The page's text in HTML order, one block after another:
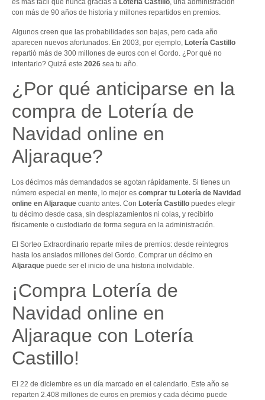
es más fácil que nunca gracias a Lotería Castillo, una administración
con más de 90 años de historia y millones repartidos en premios.
Algunos creen que las probabilidades son bajas, pero cada año
aparecen nuevos afortunados. En 2003, por ejemplo, Lotería Castillo
repartió más de 300 millones de euros con el Gordo. ¿Por qué no
intentarlo? Quizá este 2026 sea tu año.
¿Por qué anticiparse en la
compra de Lotería de
Navidad online en
Aljaraque?
Los décimos más demandados se agotan rápidamente. Si tienes un
número especial en mente, lo mejor es comprar tu Lotería de Navidad
online en Aljaraque cuanto antes. Con Lotería Castillo puedes elegir
tu décimo desde casa, sin desplazamientos ni colas, y recibirlo
físicamente o custodiarlo de forma segura en la administración.
El Sorteo Extraordinario reparte miles de premios: desde reintegros
hasta los ansiados millones del Gordo. Comprar un décimo en
Aljaraque puede ser el inicio de una historia inolvidable.
¡Compra Lotería de
Navidad online en
Aljaraque con Lotería
Castillo!
El 22 de diciembre es un día marcado en el calendario. Este año se
reparten 2.408 millones de euros en premios y cada décimo puede